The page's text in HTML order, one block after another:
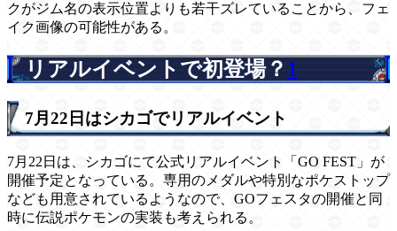
クがジム名の表示位置よりも若干ズレていることから、フェ
イク画像の可能性がある。
リアルイベントで初登場？ 1
7月22日はシカゴでリアルイベント
7月22日は、シカゴにて公式リアルイベント「GO FEST」が
開催予定となっている。専用のメダルや特別なポケストップ
なども用意されているようなので、GOフェスタの開催と同
時に伝説ポケモンの実装も考えられる。